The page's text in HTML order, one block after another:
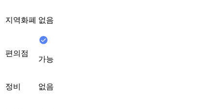
지역화폐 없음
편의점
가능
정비 없음